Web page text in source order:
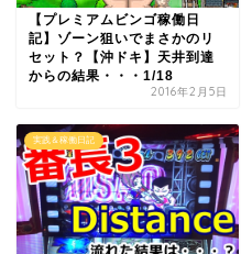
【プレミアムビンゴ稼働日
記】ゾーン狙いでまさかのリ
セット？【沖ドキ】天井到達
からの結果・・・1/18
2016年2月5日
実践＆稼働日記